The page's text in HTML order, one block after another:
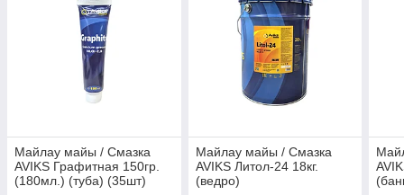
Майлау майы / Смазка
AVIKS Графитная 150гр.
(180мл.) (туба) (35шт)
Майлау майы / Смазка
AVIKS Литол-24 18кг.
(ведро)